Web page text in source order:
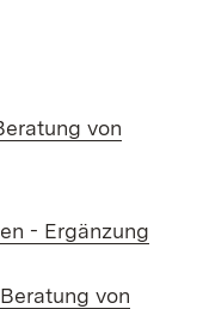
von
- Ergänzung
von